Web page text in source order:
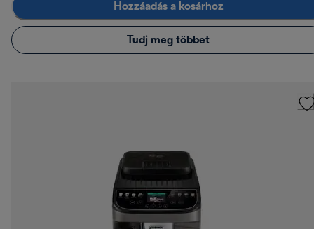
Hozzáadás a kosárhoz
Tudj meg többet